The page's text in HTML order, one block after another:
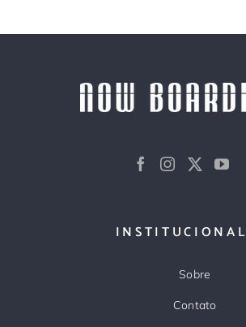
INSTITUCIONAL
Sobre
Contato